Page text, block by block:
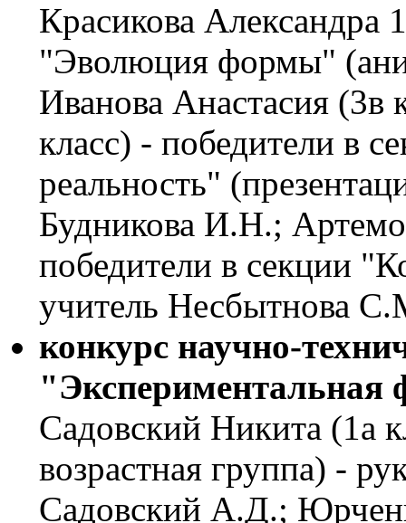
Красикова Александра
"Эволюция формы"
Иванова Анастасия
класс) - победители в
реальность"
Будникова И.Н.;
победители в секции
учитель Несбытнова
конкурс научно-
"Экспериментальная
Садовский Никита (1а
возрастная группа) -
Садовский А.Д.;